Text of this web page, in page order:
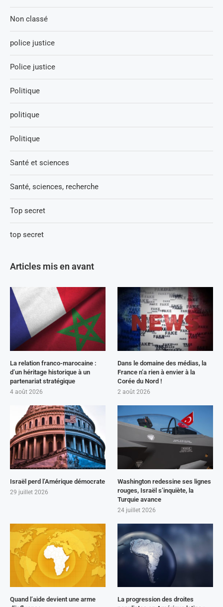
Non classé
police justice
Police justice
Politique
politique
Politique
Santé et sciences
Santé, sciences, recherche
Top secret
top secret
Articles mis en avant
La relation franco-marocaine :
d’un héritage historique à un
partenariat stratégique
4 août 2026
Dans le domaine des médias, la
France n’a rien à envier à la
Corée du Nord !
2 août 2026
Israël perd l’Amérique démocrate
29 juillet 2026
Washington redessine ses lignes
rouges, Israël s’inquiète, la
Turquie avance
24 juillet 2026
Quand l’aide devient une arme
La progression des droites